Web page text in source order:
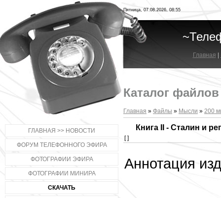
ГЛАВНАЯ >> НОВОСТИ
ФОРУМ ТЕЛЕФОННОГО ЭФИРА
ФОТОГРАФИИ ЭФИРА
ФОТОГРАФИИ МИНИРА
СКАЧАТЬ
Пятница, 07.08.2026, 08:55
Главная
Каталог файлов
Главная » Файлы » Мысли » 200
Книга II - Сталин и
[ ]
Аннотация